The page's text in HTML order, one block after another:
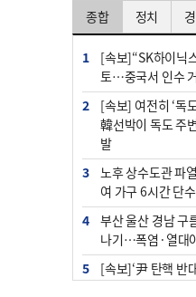
종합 정치
1
[속보]“SK하이닉
토…중국서 인수
2
[속보] 여전히 ‘독
韓선박이 독도 주
발
3
노후 상수도관 파
여 가구 6시간 단수
4
부산 울산 경남 구
나기…폭염·열대
5
[속보]‘尹 탄핵 반